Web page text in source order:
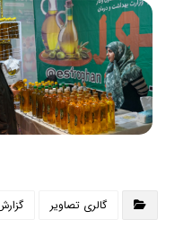
گالری تصاویر